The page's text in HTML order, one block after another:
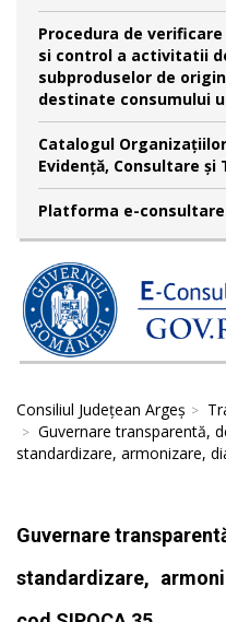
Procedura de
si control a activitatii
subproduselor de
destinate consumului
Catalogul
Evidență, Consultare și
Platforma e-
Consiliul Județean Argeș
Guvernare transparentă,
standardizare, armonizare,
Guvernare
standardizare,